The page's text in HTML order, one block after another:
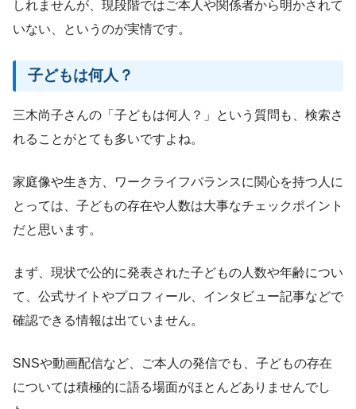
しれませんが、現段階ではご本人や関係者から明かされて
いない、というのが実情です。
子どもは何人？
三木尚子さんの「子どもは何人？」という質問も、検索さ
れることがとても多いですよね。
家庭像や生き方、ワークライフバランスに関心を持つ人に
とっては、子どもの存在や人数は大事なチェックポイント
だと思います。
まず、現状で公的に発表された子どもの人数や年齢につい
て、公式サイトやプロフィール、インタビュー記事などで
確認できる情報は出ていません。
SNSや動画配信など、ご本人の発信でも、子どもの存在
については積極的に語る場面がほとんどありませんでし